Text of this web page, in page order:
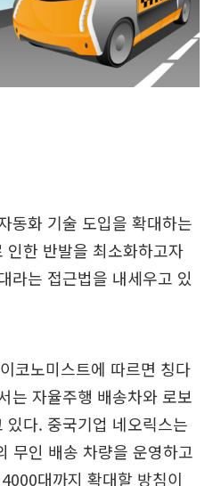
동화 기술 도입을 확대하는
인한 반발을 최소화하고자
라는 접근법을 내세우고 있
코노미스트에 따르면 칭다
는 자율주행 배송차와 로보
있다. 중국기업 네오릭스는
무인 배송 차량을 운영하고
대까지 확대할 방침이